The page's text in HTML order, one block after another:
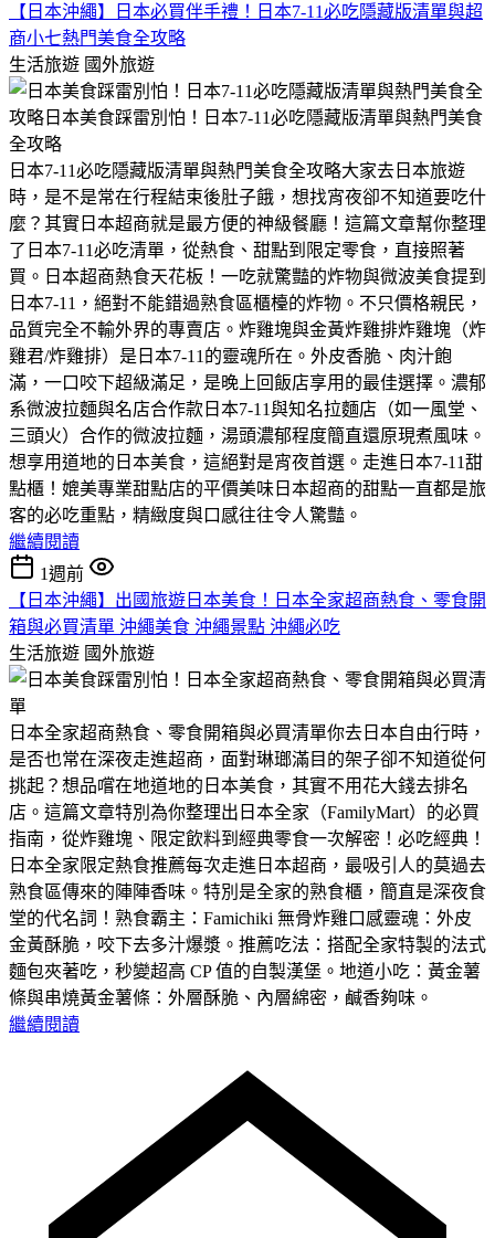
【日本沖繩】日本必買伴手禮！日本7-11必吃隱藏版清單與超
商小七熱門美食全攻略
生活旅遊 國外旅遊
日本7-11必吃隱藏版清單與熱門美食全攻略​大家去日本旅遊
時，是不是常在行程結束後肚子餓，想找宵夜卻不知道要吃什
麼？其實日本超商就是最方便的神級餐廳！這篇文章幫你整理
了日本7-11必吃清單，從熱食、甜點到限定零食，直接照著
買。​日本超商熱食天花板！一吃就驚豔的炸物與微波美食​提到
日本7-11，絕對不能錯過熟食區櫃檯的炸物。不只價格親民，
品質完全不輸外界的專賣店。​炸雞塊與金黃炸雞排​炸雞塊（炸
雞君/炸雞排）是日本7-11的靈魂所在。外皮香脆、肉汁飽
滿，一口咬下超級滿足，是晚上回飯店享用的最佳選擇。​濃郁
系微波拉麵與名店合作款​日本7-11與知名拉麵店（如一風堂、
三頭火）合作的微波拉麵，湯頭濃郁程度簡直還原現煮風味。
想享用道地的日本美食，這絕對是宵夜首選。​走進日本7-11甜
點櫃！媲美專業甜點店的平價美味​日本超商的甜點一直都是旅
客的必吃重點，精緻度與口感往往令人驚豔。
繼續閱讀
1週前
【日本沖繩】出國旅遊日本美食！日本全家超商熱食、零食開
箱與必買清單 沖繩美食 沖繩景點 沖繩必吃
生活旅遊 國外旅遊
日本全家超商熱食、零食開箱與必買清單​你去日本自由行時，
是否也常在深夜走進超商，面對琳瑯滿目的架子卻不知道從何
挑起？​想品嚐在地道地的日本美食，其實不用花大錢去排名
店。這篇文章特別為你整理出日本全家（FamilyMart）的必買
指南，從炸雞塊、限定飲料到經典零食一次解密！​必吃經典！
日本全家限定熱食推薦​每次走進日本超商，最吸引人的莫過去
熟食區傳來的陣陣香味。特別是全家的熟食櫃，簡直是深夜食
堂的代名詞！​熟食霸主：Famichiki 無骨炸雞​口感靈魂：外皮
金黃酥脆，咬下去多汁爆漿。​推薦吃法：搭配全家特製的法式
麵包夾著吃，秒變超高 CP 值的自製漢堡。​地道小吃：黃金薯
條與串燒​黃金薯條：外層酥脆、內層綿密，鹹香夠味。
繼續閱讀